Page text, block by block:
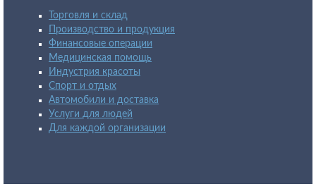
Торговля и склад
Производство и продукция
Финансовые операции
Медицинская помощь
Индустрия красоты
Спорт и отдых
Автомобили и доставка
Услуги для людей
Для каждой организации